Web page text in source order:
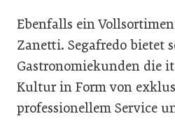
Ebenfalls ein
Zanetti. Segafredo bietet
Gastronomiekunden die
Kultur in Form von
professionellem Service